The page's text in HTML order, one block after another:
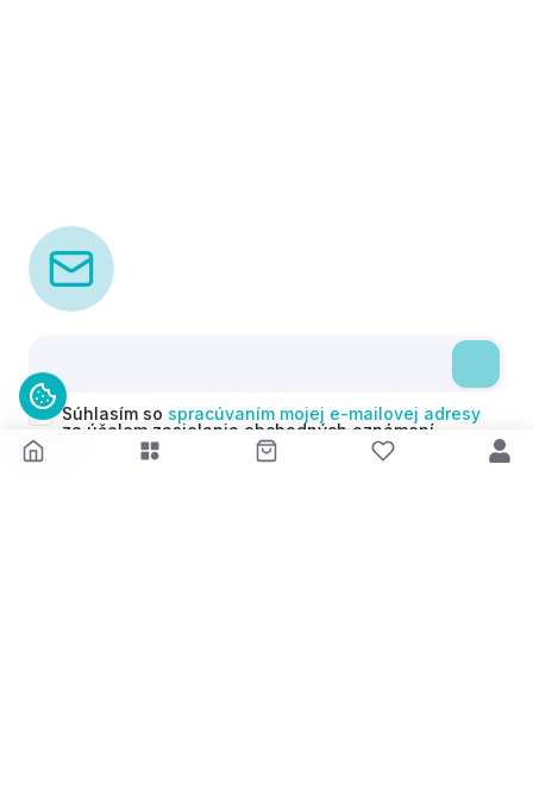
Súhlasím so spracúvaním mojej e-mailovej adresy
za účelom zasielania obchodných oznámení
(newsletterov) v súlade s čl. 6 ods. 1 písm. a)
Nariadenia GDPR. Svoj súhlas môžem kedykoľvek